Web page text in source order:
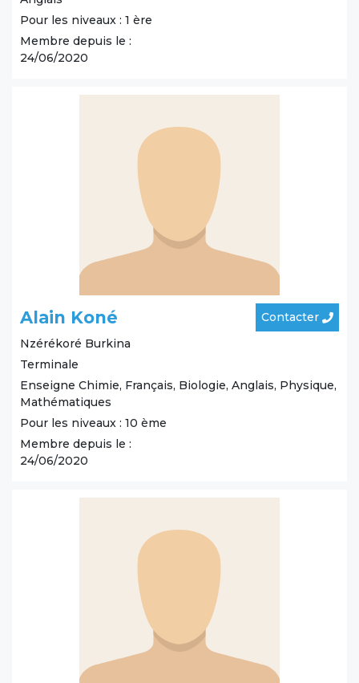
Pour les niveaux : 1 ère
Membre depuis le :
24/06/2020
Alain Koné
Contacter
Nzérékoré Burkina
Terminale
Enseigne Chimie, Français, Biologie, Anglais, Physique,
Mathématiques
Pour les niveaux : 10 ème
Membre depuis le :
24/06/2020